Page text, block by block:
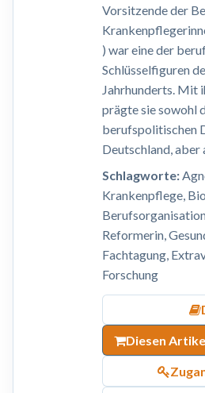
Vorsitzende der
) war eine der
Schlüsselfiguren
Jahrhunderts. Mit
prägte sie sowohl
berufspolitischen
Deutschland, aber
Schlagworte:
Krankenpflege,
Reformerin,
Fachtagung,
Forschung
Diesen